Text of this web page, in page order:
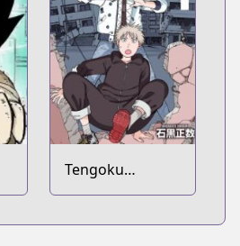
Tengoku
Daimakyou